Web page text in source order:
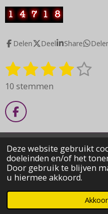
Deze website gebruikt
doeleinden en/of het
Door gebruik te blijven
u hiermee akkoord.
Delen Deel Share
R
a
t
i
n
:
4
2
s
1
s
t
e
r
2
s
t
e
r
r
e
n
3
s
r
r
e
n
4
r
r
e
n
5
r
r
e
n
S
n
10 stemmen
F
a
c
e
b
o
o
k
© 2020 - 2026
Powered by JouwWeb
Telefoonnummer